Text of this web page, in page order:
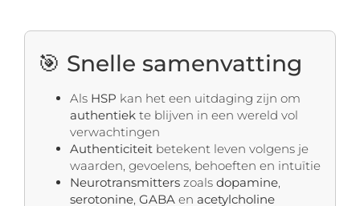
🎯 Snelle samenvatting
Als HSP kan het een uitdaging zijn om
authentiek te blijven in een wereld vol
verwachtingen
Authenticiteit betekent leven volgens je
waarden, gevoelens, behoeften en intuïtie
Neurotransmitters zoals dopamine,
serotonine, GABA en acetylcholine